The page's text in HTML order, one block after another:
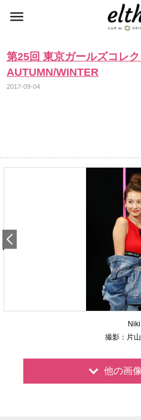
第25回 東京ガールズコレ
AUTUMN/WINTER
2017-09-04
Niki
撮影：片
他の画